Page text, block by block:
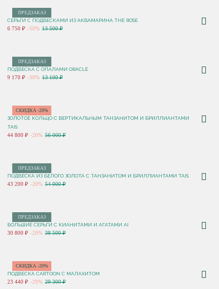
ПРЕДЗАКАЗ
СЕРЬГИ С ПОДВЕСКАМИ ИЗ АКВАМАРИНА THE ROSE
6 750 ₽ -50% 13 500 ₽
ПРЕДЗАКАЗ
ПОДВЕСКА С ОПАЛАМИ ORACLE
9 170 ₽ -30% 13 100 ₽
СКИДКА -20%
ЗОЛОТОЕ КОЛЬЦО С ВЕРТИКАЛЬНЫМ ТАНЗАНИТОМ И БРИЛЛИАНТАМИ
TAIS
44 800 ₽ -20% 56 000 ₽
ПРЕДЗАКАЗ
ПОДВЕСКА ИЗ БЕЛОГО ЗОЛОТА С ТАНЗАНИТОМ И БРИЛЛИАНТАМИ TAIS
43 200 ₽ -20% 54 000 ₽
ПРЕДЗАКАЗ
БОЛЬШИЕ СЕРЬГИ С КИАНИТАМИ И АГАТАМИ AI
30 800 ₽ -20% 38 500 ₽
СКИДКА -20%
ПОДВЕСКА CARTOON C МАЛАХИТОМ
23 440 ₽ -20% 29 300 ₽